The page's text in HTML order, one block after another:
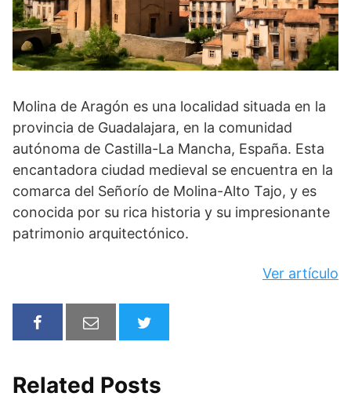
Molina de Aragón es una localidad situada en la
provincia de Guadalajara, en la comunidad
autónoma de Castilla-La Mancha, España. Esta
encantadora ciudad medieval se encuentra en la
comarca del Señorío de Molina-Alto Tajo, y es
conocida por su rica historia y su impresionante
patrimonio arquitectónico.
Ver artículo
Related Posts